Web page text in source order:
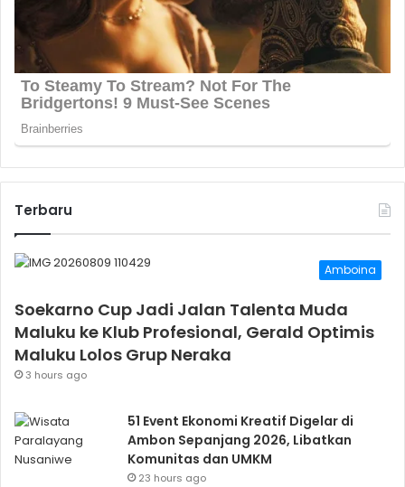
Terbaru
Amboina
Soekarno Cup Jadi Jalan Talenta Muda
Maluku ke Klub Profesional, Gerald Optimis
Maluku Lolos Grup Neraka
3 hours ago
51 Event Ekonomi Kreatif Digelar di
Ambon Sepanjang 2026, Libatkan
Komunitas dan UMKM
23 hours ago